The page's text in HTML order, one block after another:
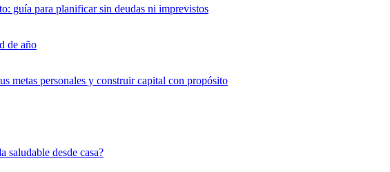
guía para planificar sin deudas ni imprevistos
metas personales y construir capital con propósito
saludable desde casa?